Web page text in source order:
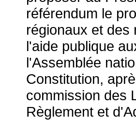
référendum le
régionaux et des
l'aide publique
l'Assemblée
Constitution,
commission des
Règlement et